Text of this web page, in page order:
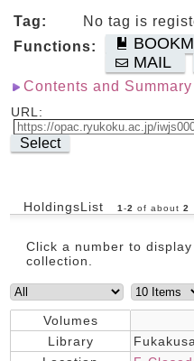
Tag:
No tag is
Functions:
MAIL
Contents and Summary
URL:
Select
HoldingsList 1 -2 of about 2
Click a number to
collection.
Volumes
Library